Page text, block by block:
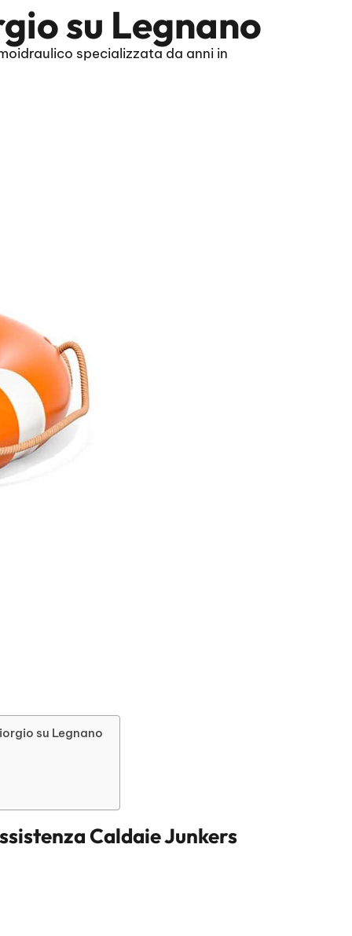
su Legnano
specializzata da anni in
su Legnano
Caldaie Junkers